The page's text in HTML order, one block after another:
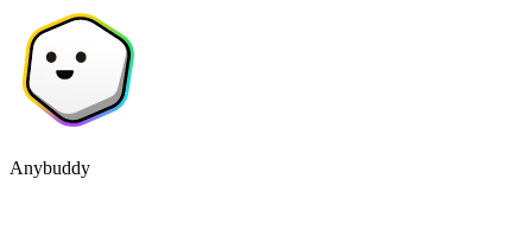
Anybuddy